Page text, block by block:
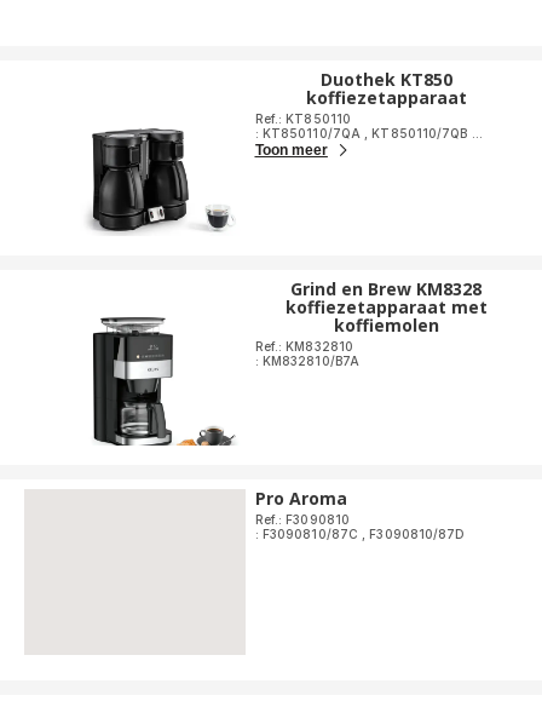
Duothek KT850
koffiezetapparaat
Ref.: KT850110
: KT850110/7QA
,KT850110/7QB
Toon meer
Grind en Brew KM8328
koffiezetapparaat met
koffiemolen
Ref.: KM832810
: KM832810/B7A
Pro Aroma
Ref.: F3090810
: F3090810/87C
,F3090810/87D